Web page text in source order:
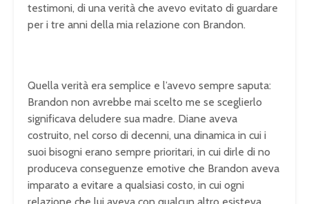
testimoni, di una verità che avevo evitato di guardare
per i tre anni della mia relazione con Brandon.
Quella verità era semplice e l’avevo sempre saputa:
Brandon non avrebbe mai scelto me se sceglierlo
significava deludere sua madre. Diane aveva
costruito, nel corso di decenni, una dinamica in cui i
suoi bisogni erano sempre prioritari, in cui dirle di no
produceva conseguenze emotive che Brandon aveva
imparato a evitare a qualsiasi costo, in cui ogni